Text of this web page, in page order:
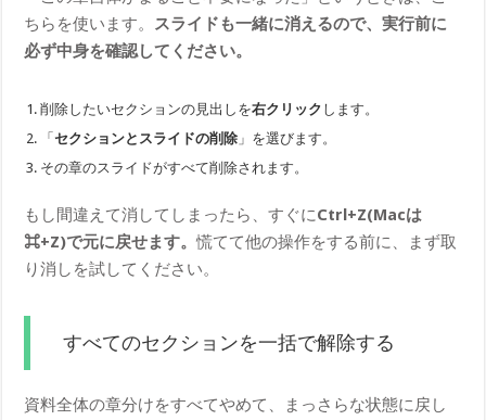
ちらを使います。 スライドも一緒に消えるので、実行前に
必ず中身を確認してください。
削除したいセクションの見出しを右クリック します。
「セクションとスライドの削除 」を選びます。
その章のスライドがすべて削除されます。
もし間違えて消してしまったら、すぐにCtrl+Z(Macは
⌘+Z)で元に戻せます。慌てて他の操作をする前に、まず取
り消しを試してください。
すべてのセクションを一括で解除する
資料全体の章分けをすべてやめて、まっさらな状態に戻し